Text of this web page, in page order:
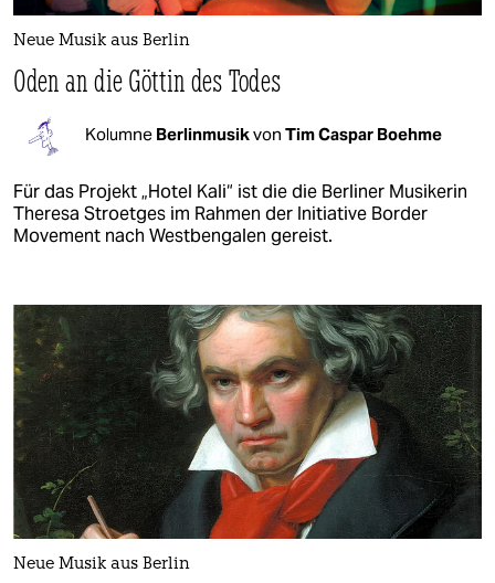
Neue Musik aus Berlin
Oden an die Göttin des Todes
Kolumne Berlinmusikvon Tim Caspar Boehme
Für das Projekt „Hotel Kali“ ist die die Berliner Musikerin
Theresa Stroetges im Rahmen der Initiative Border
Movement nach Westbengalen gereist.
Neue Musik aus Berlin